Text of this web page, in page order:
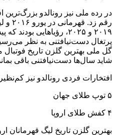
در رده ملی نیز رونالدو بزرگ‌ترین
رقم
۲۰۱۹ و ۲۰۲۵، رؤیاهایی
گل ملی بهترین گلزن تاریخ
شاید سال‌ها دست‌نیافتنی باقی
افتخارات فردی رونالدو نیز
۵ توپ طلای جهان
۴ کفش طلای اروپا
بهترین گلزن تاریخ لیگ قهرمانان